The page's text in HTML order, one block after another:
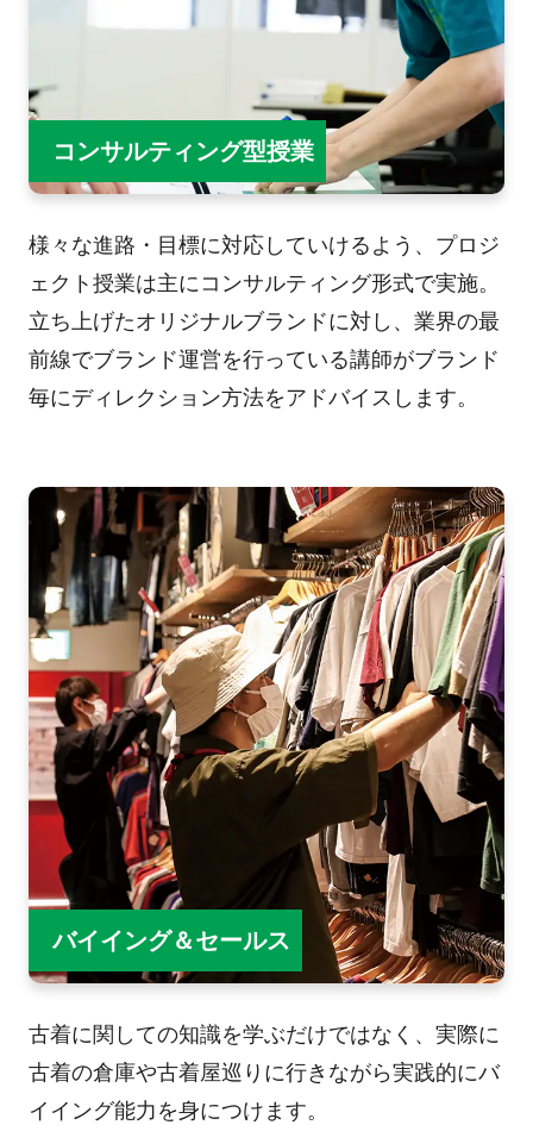
コンサルティング型授業
様々な進路・目標に対応していけるよう、プロジ
ェクト授業は主にコンサルティング形式で実施。
立ち上げたオリジナルブランドに対し、業界の最
前線でブランド運営を行っている講師がブランド
毎にディレクション方法をアドバイスします。
バイイング＆セールス
古着に関しての知識を学ぶだけではなく、実際に
古着の倉庫や古着屋巡りに行きながら実践的にバ
イイング能力を身につけます。